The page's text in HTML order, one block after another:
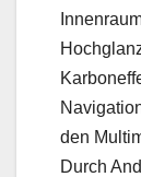
den
Durch